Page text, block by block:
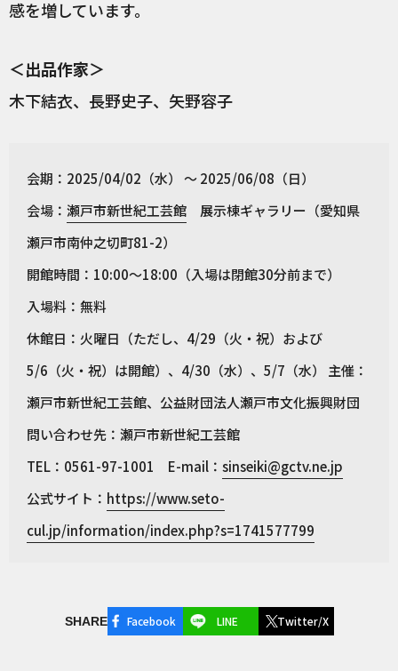
感を増しています。
＜出品作家＞
木下結衣、長野史子、矢野容子
会期：2025/04/02（水） ～ 2025/06/08（日）
会場： 瀬戸市新世紀工芸館 展示棟ギャラリー（愛知県
瀬戸市南仲之切町81-2）
開館時間：10:00〜18:00（入場は閉館30分前まで）
入場料：無料
休館日：火曜日（ただし、4/29（火・祝）および
5/6（火・祝）は開館）、4/30（水）、5/7（水） 主催：
瀬戸市新世紀工芸館、公益財団法人瀬戸市文化振興財団
問い合わせ先：瀬戸市新世紀工芸館
TEL：0561-97-1001 E-mail： sinseiki@gctv.ne.jp
公式サイト： https://www.seto-
cul.jp/information/index.php?s=1741577799
SHARE Facebook LINE Twitter/X